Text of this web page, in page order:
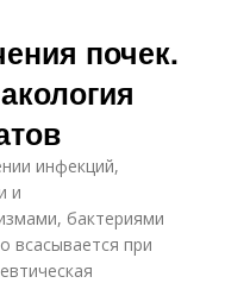
почек.
инфекций,
и
бактериями
всасывается при